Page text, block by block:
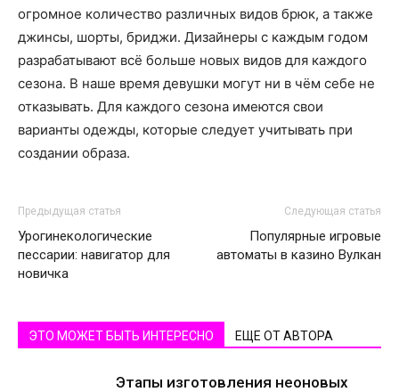
огромное количество различных видов брюк, а также
джинсы, шорты, бриджи. Дизайнеры с каждым годом
разрабатывают всё больше новых видов для каждого
сезона. В наше время девушки могут ни в чём себе не
отказывать. Для каждого сезона имеются свои
варианты одежды, которые следует учитывать при
создании образа.
Предыдущая статья
Урогинекологические
пессарии: навигатор для
новичка
Следующая статья
Популярные игровые
автоматы в казино Вулкан
ЭТО МОЖЕТ БЫТЬ ИНТЕРЕСНО ЕЩЕ ОТ АВТОРА
Этапы изготовления неоновых